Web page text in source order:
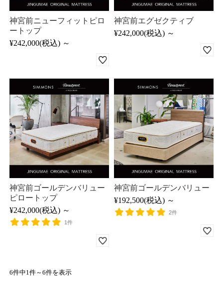
神宮前ニューフィットピロ
ートップ
¥242,000(税込) ～
神宮前エグゼクティブ
¥242,000(税込) ～
神宮前ゴールデンバリュー
ピロートップ
¥242,000(税込) ～
1件
神宮前ゴールデンバリュー
¥192,500(税込) ～
2件
6件中1件～6件を表示